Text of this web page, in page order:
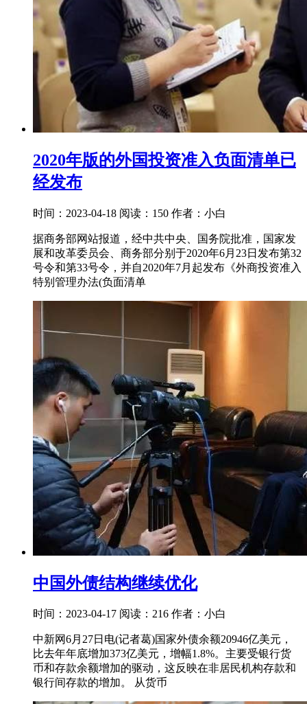
2020年版的外国投资准入负面清单已
经发布
时间：2023-04-18 阅读：150 作者：小白
据商务部网站报道，经中共中央、国务院批准，国家发
展和改革委员会、商务部分别于2020年6月23日发布第32
号令和第33号令，并自2020年7月起发布《外商投资准入
特别管理办法(负面清单
中国外债结构继续优化
时间：2023-04-17 阅读：216 作者：小白
中新网6月27日电(记者葛)国家外债余额20946亿美元，
比去年年底增加373亿美元，增幅1.8%。主要受银行货
币和存款余额增加的驱动，这反映在非居民机构存款和
银行间存款的增加。 从货币